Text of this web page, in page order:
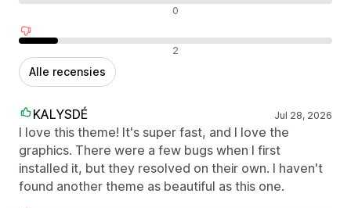
Neutrale recensies 0
Negatieve recensies 2
Alle recensies
KALYSDÉ Jul 28, 2026
I love this theme! It's super fast, and I love the
graphics. There were a few bugs when I first
installed it, but they resolved on their own. I haven't
found another theme as beautiful as this one.